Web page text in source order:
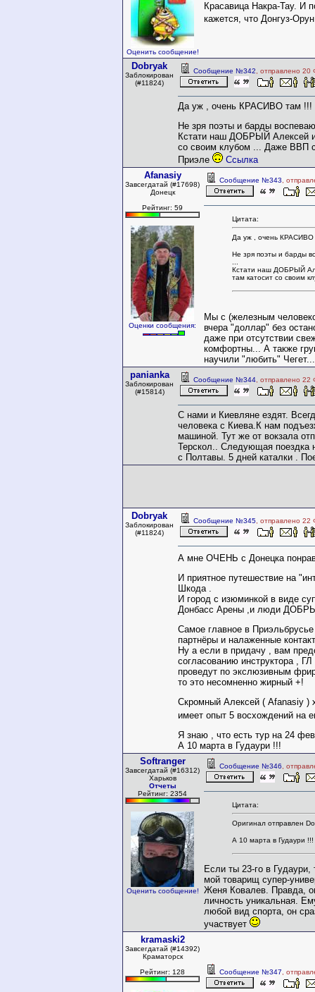
Оценить сообщение!
Красавица Накра-Тау. И
кажется, что Донгуз-
Dobryak
Заблокирован
(#11824)
Сообщение №342 , отправлено
Да уж , очень КРАСИВО там !!!
Не зря поэты и барды
Кстати наш ДОБРЫЙ Алексей и
со своим клубом ... Даже ВВП
Приэле
Ссылка
Afanasiy
Завсегдатай (#17698)
Донецк
Рейтинг: 59
Оценки сообщения:
Сообщение №343 ,
Цитата:
Да уж , очень КРАСИВО
Не зря поэты и барды
Кстати наш ДОБРЫЙ
там катосит со своим
Мы с (железным
вчера "доллар" без
даже при отсутствии
комфортны... А также
научили "любить" Чегет...
panianka
Заблокирован
(#15814)
Сообщение №344 , отправлено
С нами и Киевляне ездят.
человека с Киева.К нам
машиной. Тут же от вокзала
Терскол.. Следующая поездка
с Полтавы. 5 дней каталки .
Dobryak
Заблокирован
(#11824)
Сообщение №345 , отправлено
А мне ОЧЕНЬ с Донецка
И приятное путешествие на
Шкода .
И город с изюминкой в виде
Донбасс Арены ,и люди
Самое главное в
партнёры и налаженные
Ну а если в придачу , вам
согласованию инструктора ,
проведут по экслюзивным
то это несомненно жирный +!
Скромный Алексей ( Afanasiy )
имеет опыт 5 восхождений на
Я знаю , что есть тур на 24
А 10 марта в Гудаури !!!
Softranger
Завсегдатай (#16312)
Харьков
Отчеты
Рейтинг: 2354
Оценить сообщение!
Сообщение №346 ,
Цитата:
Оригинал отправлен
А 10 марта в Гудаури !!!
Если ты 23-го в
мой товарищ супер-
Женя Ковалев. Правда,
личность уникальная.
любой вид спорта, он
участвует
kramaski2
Завсегдатай (#14392)
Краматорск
Рейтинг: 128
Сообщение №347 ,